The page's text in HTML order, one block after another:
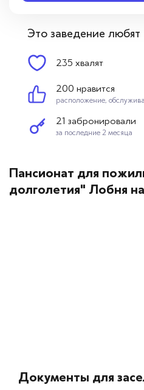
Это заведение любят
235 хвалят
200 нравится
расположение,
21 забронировали
за последние 2 месяца
Пансионат для
долголетия" Лобня
Документы для